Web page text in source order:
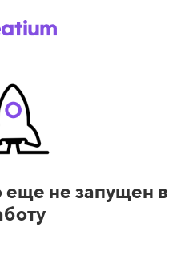
еще не запущен в